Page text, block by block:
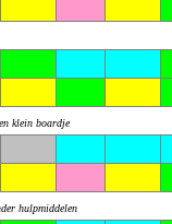
klein boardje
hulpmiddelen